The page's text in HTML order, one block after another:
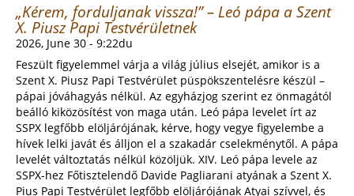
„Kérem, forduljanak vissza!” – Leó pápa a Szent
X. Piusz Papi Testvérületnek
2026, June 30 - 9:22du
Feszült figyelemmel várja a világ július elsejét, amikor is a
Szent X. Piusz Papi Testvérület püspökszentelésre készül –
pápai jóváhagyás nélkül. Az egyházjog szerint ez önmagától
beálló kiközösítést von maga után. Leó pápa levelet írt az
SSPX legfőbb elöljárójának, kérve, hogy vegye figyelembe a
hívek lelki javát és álljon el a szakadár cselekménytől. A pápa
levelét változtatás nélkül közöljük. XIV. Leó pápa levele az
SSPX-hez Főtisztelendő Davide Pagliarani atyának a Szent X.
Pius Papi Testvérület legfőbb elöljárójának Atyai szívvel, és